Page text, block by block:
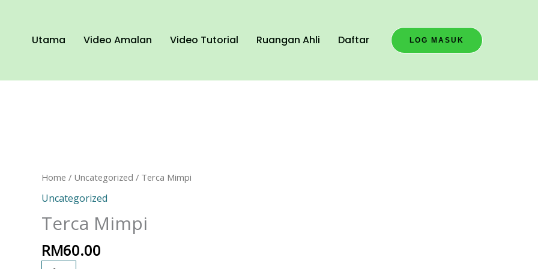
Utama Video Amalan Video Tutorial Ruangan Ahli Daftar LOG MASUK
Home / Uncategorized / Terca Mimpi
Uncategorized
Terca Mimpi
RM60.00
Terca
Mimpi
quantity